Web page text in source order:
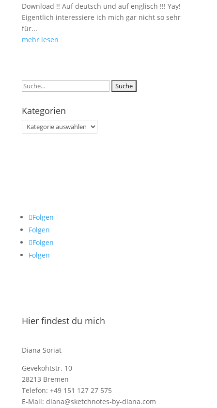
Download !! Auf deutsch und auf englisch !!! Yay!
Eigentlich interessiere ich mich gar nicht so sehr
für...
mehr lesen
Suchen
Kategorien
Kategorien
Folgen
Folgen
Folgen
Folgen
Hier findest du mich
Diana Soriat
Gevekohtstr. 10
28213 Bremen
Telefon: +49 151 127 27 575
E-Mail: diana@sketchnotes-by-diana.com